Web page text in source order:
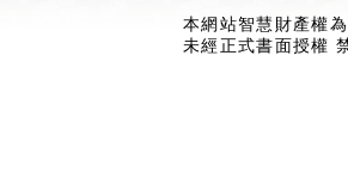
本網站智慧財產權
未經正式書面授權